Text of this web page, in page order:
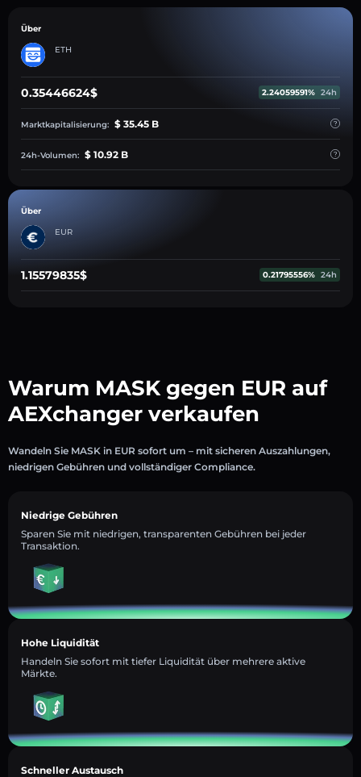
Über
ETH
0.35446624$ 2.24059591% 24h
Marktkapitalisierung: $ 35.45 B
24h-Volumen: $ 10.92 B
Über
EUR
1.15579835$ 0.21795556% 24h
Warum MASK gegen EUR auf
AEXchanger verkaufen
Wandeln Sie MASK in EUR sofort um – mit sicheren Auszahlungen,
niedrigen Gebühren und vollständiger Compliance.
Niedrige Gebühren
Sparen Sie mit niedrigen, transparenten Gebühren bei jeder
Transaktion.
Hohe Liquidität
Handeln Sie sofort mit tiefer Liquidität über mehrere aktive
Märkte.
Schneller Austausch